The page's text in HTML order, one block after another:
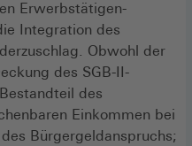
Erwerbstätigen-
Integration des
Obwohl der
des SGB-II-
des
Einkommen bei
Bürgergeldanspruchs;